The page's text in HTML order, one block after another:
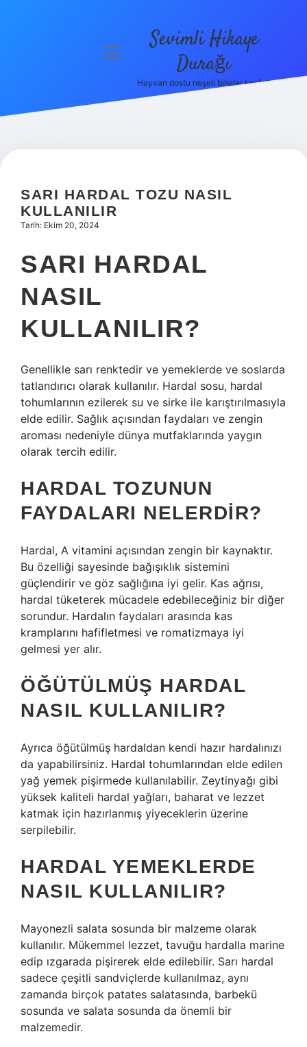
Hakkımızda
menüyü
Sevimli Hikaye
Durağı
Hayvan dostu neşeli bilgiler keşfet!
SARI HARDAL TOZU NASIL
KULLANILIR
Tarih: Ekim 20, 2024
SARI HARDAL
NASIL
KULLANILIR?
Genellikle sarı renktedir ve yemeklerde ve soslarda
tatlandırıcı olarak kullanılır. Hardal sosu, hardal
tohumlarının ezilerek su ve sirke ile karıştırılmasıyla
elde edilir. Sağlık açısından faydaları ve zengin
aroması nedeniyle dünya mutfaklarında yaygın
olarak tercih edilir.
HARDAL TOZUNUN
FAYDALARI NELERDIR?
Hardal, A vitamini açısından zengin bir kaynaktır.
Bu özelliği sayesinde bağışıklık sistemini
güçlendirir ve göz sağlığına iyi gelir. Kas ağrısı,
hardal tüketerek mücadele edebileceğiniz bir diğer
sorundur. Hardalın faydaları arasında kas
kramplarını hafifletmesi ve romatizmaya iyi
gelmesi yer alır.
ÖĞÜTÜLMÜŞ HARDAL
NASIL KULLANILIR?
Ayrıca öğütülmüş hardaldan kendi hazır hardalınızı
da yapabilirsiniz. Hardal tohumlarından elde edilen
yağ yemek pişirmede kullanılabilir. Zeytinyağı gibi
yüksek kaliteli hardal yağları, baharat ve lezzet
katmak için hazırlanmış yiyeceklerin üzerine
serpilebilir.
HARDAL YEMEKLERDE
NASIL KULLANILIR?
Mayonezli salata sosunda bir malzeme olarak
kullanılır. Mükemmel lezzet, tavuğu hardalla marine
edip ızgarada pişirerek elde edilebilir. Sarı hardal
sadece çeşitli sandviçlerde kullanılmaz, aynı
zamanda birçok patates salatasında, barbekü
sosunda ve salata sosunda da önemli bir
malzemedir.